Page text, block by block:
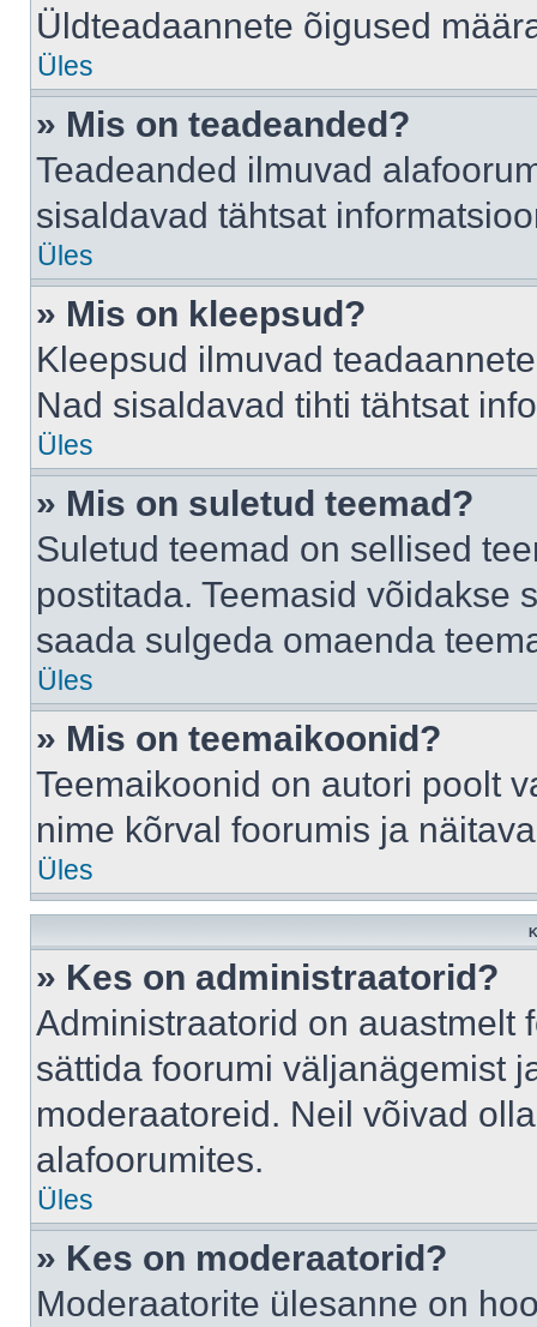
Üldteadaannete õigused
Üles
» Mis on teadeanded?
Teadeanded ilmuvad
sisaldavad tähtsat
Üles
» Mis on kleepsud?
Kleepsud ilmuvad
Nad sisaldavad tihti tähtsat
Üles
» Mis on suletud teemad?
Suletud teemad on sellised
postitada. Teemasid võidakse
saada sulgeda omaenda
Üles
» Mis on teemaikoonid?
Teemaikoonid on autori poolt
nime kõrval foorumis ja
Üles
» Kes on administraatorid?
Administraatorid on auastmelt
sättida foorumi väljanägemist
moderaatoreid. Neil võivad
alafoorumites.
Üles
» Kes on moderaatorid?
Moderaatorite ülesanne on